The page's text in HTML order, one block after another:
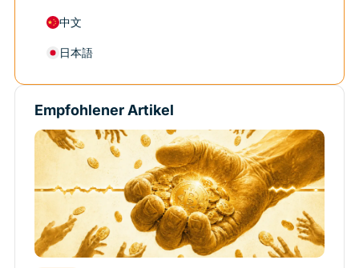
中文
日本語
Empfohlener Artikel